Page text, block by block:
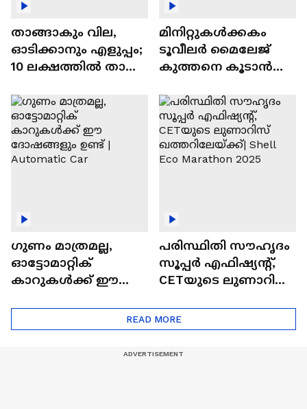
താങ്ങാകും വില,
ഓടിക്കാനും എളുപ്പം;
10 ലക്ഷത്തിൽ താഴെ
ഓട്ടോമാറ്റിക്ക്
എസ്‍യുവികൾ
മിനിറ്റുകൾക്കകം
ടൂവീലർ മൈലേജ്
കുത്തനെ കൂടാൻ
ഗുണം മാത്രമല്ല,
ഓട്ടോമാറ്റിക്
കാറുകൾക്ക് ഈ
പരിസ്ഥിതി സൗഹൃദം
സൂപ്പർ എഫിഷ്യന്റ്,
CETയുടെ ലുണാറിസ്
Eco Marathon 2025
READ MORE